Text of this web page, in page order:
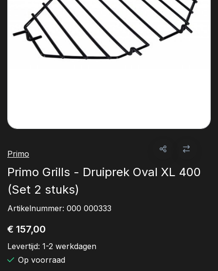
Primo
Primo Grills - Druiprek Oval XL 400
(Set 2 stuks)
Artikelnummer: 000 000333
€ 157,00
Levertijd: 1-2 werkdagen
Op voorraad